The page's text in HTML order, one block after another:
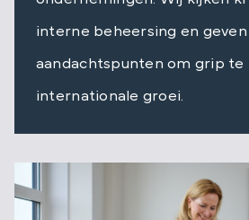
interne beheersing en
aandachtspunten om grip te
internationale groei.